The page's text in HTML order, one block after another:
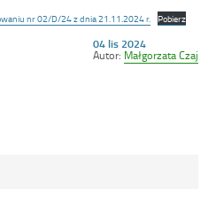
nr 02/D/24 z dnia 21.11.2024 r. Pobierz
Opublikowano
w
04 lis 2024
Autor: Małgorzata Czaj